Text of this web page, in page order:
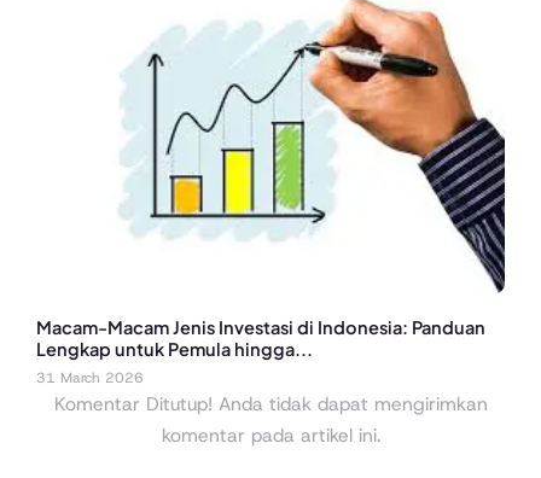
Macam-Macam Jenis Investasi di Indonesia: Panduan
Lengkap untuk Pemula hingga...
31 March 2026
Komentar Ditutup! Anda tidak dapat mengirimkan
komentar pada artikel ini.